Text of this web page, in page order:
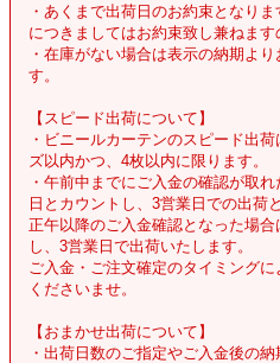
・あくまで出荷日のお約束となり
につきましてはお約束致し兼ねます
・在庫がない場合は表示の納期よ
す。
【スピード出荷について】
・ビニールカーテンのスピード出
ズ以内かつ、4枚以内に限ります。
・午前中までにご入金の確認が取
日とカウントし、3営業日での出荷
正午以降のご入金確認となった場
し、3営業日で出荷いたします。
ご入金・ご注文確定のタイミング
くださいませ。
【おまかせ出荷について】
・出荷日数のご指定やご入金後の